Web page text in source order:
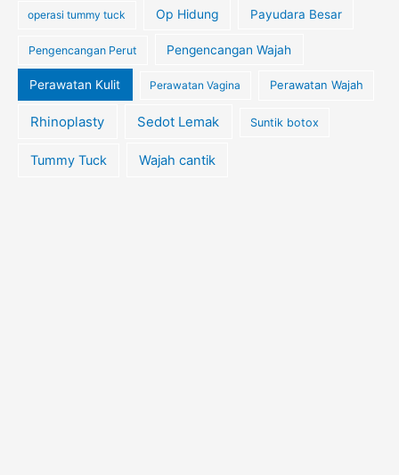
operasi tummy tuck Op Hidung Payudara Besar
Pengencangan Perut Pengencangan Wajah
Perawatan Kulit Perawatan Vagina Perawatan Wajah
Rhinoplasty Sedot Lemak Suntik botox
Tummy Tuck Wajah cantik